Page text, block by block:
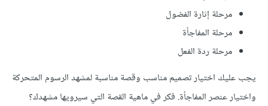
مرحلة إثارة الفضول
مرحلة المفاجأة
مرحلة ردة الفعل
اختيار تصميم مناسب وقصة مناسبة لمشهد الرسوم المتحركة
عنصر المفاجأة. فكر في ماهية القصة التي سيرويها مشهدك؟